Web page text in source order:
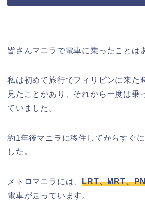
皆さんマニラで電車に乗ったことは
私は初めて旅行でフィリピンに来た
見たことがあり、それから一度は乗
ていました。
約1年後マニラに移住してからすぐ
した。
メトロマニラには、LRT、MRT、
電車が走っています。